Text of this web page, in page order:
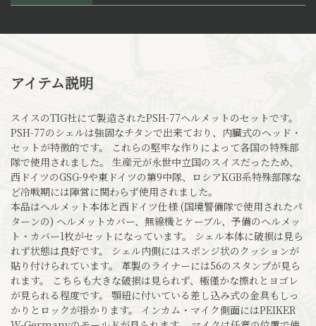
アイテム説明
スイスのTIG社にて製造されたPSH-77ヘルメットのセットです。
PSH-77のシェルは強固なチタンで出来ており、内臓式のヘッド・
セットが特徴的です。 これらの堅牢な作りによって各国の特殊部
隊で使用されました。 生産元が永世中立国のスイスだったため、
西ドイツのGSG-9や東ドイツの第9中隊、ロシアKGB系特殊部隊な
ど冷戦期には陣営に関わらず使用されました。
本品はヘルメット本体と西ドイツ仕様 (国境警備隊で使用されたパ
ターンの) ヘルメットカバー、無線機とケーブル、予備のヘルメッ
ト・カバー1枚がセットになっています。 シェル本体に破損は見ら
れず状態は良好です。 シェル内側にはスポンジ状のクッションが
貼り付けられています。 革製のライナーには56のスタンプが見ら
れます。 こちらも大きな破損は見られず、極僅かな擦れとヨゴレ
が見られる程度です。 顎紐に付いている差し込み式の金具もしっ
かりとロックが掛かります。 インカム・マイク側面にはPEIKER